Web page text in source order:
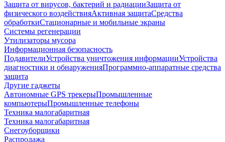
Защита от вирусов, бактерий и радиацииЗащита от
физического воздействияАктивная защитаСредства
обработкиСтационарные и мобильные экраны
Системы регенерации
Утилизаторы мусора
Информационная безопасность
ПодавителиУстройства уничтожения информацииУстройства
диагностики и обнаруженияПрограммно-аппаратные средства
защита
Другие гаджеты
Автономные GPS трекерыПромышленные
компьютерыПромышленные телефоны
Техника малогабаритная
Техника малогабаритная
Снегоуборщики
Распродажа